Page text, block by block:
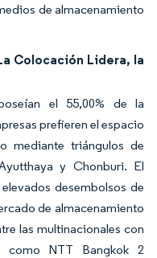
de almacenamiento
Colocación Lidera, la
el 55,00% de la
prefieren el espacio
mediante triángulos de
y Chonburi. El
desembolsos de
de almacenamiento
las multinacionales con
como NTT Bangkok 2